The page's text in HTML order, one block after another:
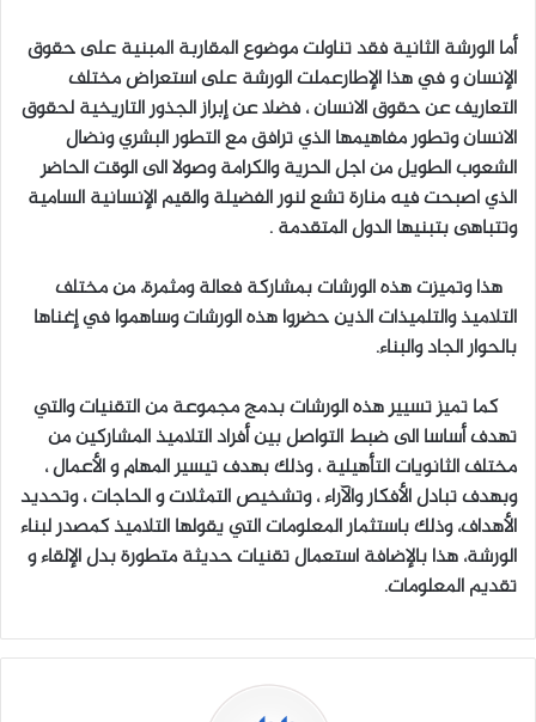
أما الورشة الثانية فقد تناولت موضوع المقاربة المبنية على حقوق
الإنسان و في هذا الإطارعملت الورشة على استعراض مختلف
التعاريف عن حقوق الانسان ، فضلا عن إبراز الجذور التاريخية لحقوق
الانسان وتطور مفاهيمها الذي ترافق مع التطور البشري ونضال
الشعوب الطويل من اجل الحرية والكرامة وصولا الى الوقت الحاضر
الذي اصبحت فيه منارة تشع لنور الفضيلة والقيم الإنسانية السامية
وتتباهى بتبنيها الدول المتقدمة .
هذا وتميزت هذه الورشات بمشاركة فعالة ومثمرة، من مختلف
التلاميذ والتلميذات الذين حضروا هذه الورشات وساهموا في إغناها
بالحوار الجاد والبناء.
كما تميز تسيير هذه الورشات بدمج مجموعة من التقنيات والتي
تهدف أساسا الى ضبط التواصل بين أفراد التلاميذ المشاركين من
مختلف الثانويات التأهيلية ، وذلك بهدف تيسير المهام و الأعمال ،
وبهدف تبادل الأفكار والآراء ، وتشخيص التمثلات و الحاجات ، وتحديد
الأهداف، وذلك باستثمار المعلومات التي يقولها التلاميذ كمصدر لبناء
الورشة، هذا بالإضافة استعمال تقنيات حديثة متطورة بدل الإلقاء و
تقديم المعلومات.